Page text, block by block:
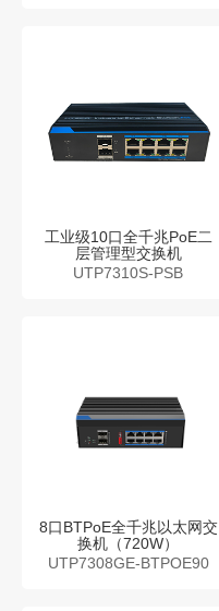
工业级10口全千兆PoE二
层管理型交换机
UTP7310S-PSB
8口BTPoE全千兆以太网交
换机（720W）
UTP7308GE-BTPOE90